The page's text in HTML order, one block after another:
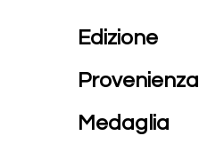
Edizione
Provenienza
Medaglia